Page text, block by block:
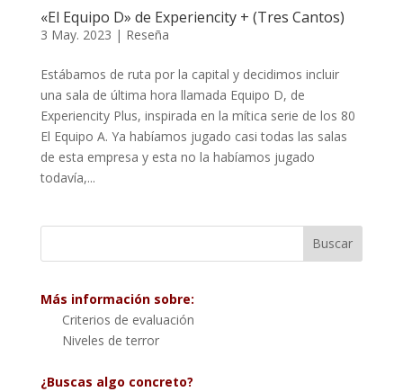
«El Equipo D» de Experiencity + (Tres Cantos)
3 May. 2023 | Reseña
Estábamos de ruta por la capital y decidimos incluir
una sala de última hora llamada Equipo D, de
Experiencity Plus, inspirada en la mítica serie de los 80
El Equipo A. Ya habíamos jugado casi todas las salas
de esta empresa y esta no la habíamos jugado
todavía,...
Más información sobre:
Criterios de evaluación
Niveles de terror
¿Buscas algo concreto?